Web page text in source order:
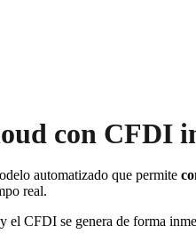
con CFDI
automatizado que permite
real.
CFDI se genera de forma